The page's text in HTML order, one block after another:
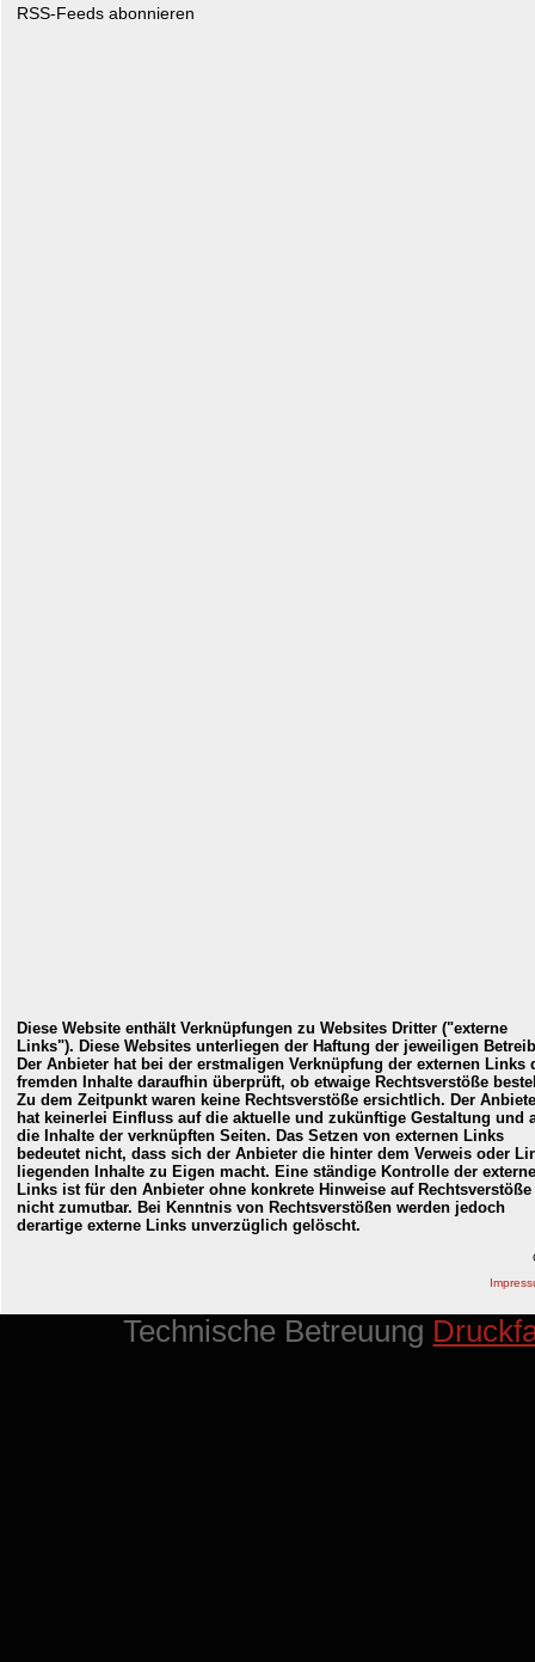
RSS-Feeds abonnieren
Diese Website enthält Verknüpfungen zu Websites Dritter ("externe
Links"). Diese Websites unterliegen der Haftung der jeweiligen
Der Anbieter hat bei der erstmaligen Verknüpfung der externen Links
fremden Inhalte daraufhin überprüft, ob etwaige Rechtsverstöße
Zu dem Zeitpunkt waren keine Rechtsverstöße ersichtlich. Der
hat keinerlei Einfluss auf die aktuelle und zukünftige Gestaltung und
die Inhalte der verknüpften Seiten. Das Setzen von externen Links
bedeutet nicht, dass sich der Anbieter die hinter dem Verweis oder
liegenden Inhalte zu Eigen macht. Eine ständige Kontrolle der
Links ist für den Anbieter ohne konkrete Hinweise auf Rechtsverstöße
nicht zumutbar. Bei Kenntnis von Rechtsverstößen werden jedoch
derartige externe Links unverzüglich gelöscht.
Technische Betreuung